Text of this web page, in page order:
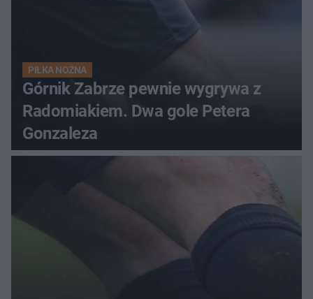
PIŁKA NOŻNA
Górnik Zabrze pewnie wygrywa z
Radomiakiem. Dwa gole Petera
Gonzaleza